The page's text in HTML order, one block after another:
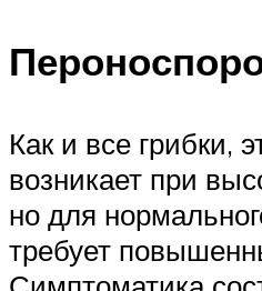
Как и все грибки,
возникает при
но для
требует